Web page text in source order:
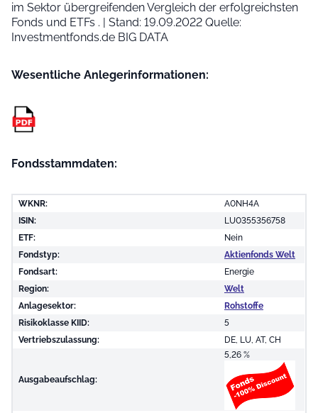
im Sektor übergreifenden Vergleich der erfolgreichsten
Fonds und ETFs . | Stand: 19.09.2022 Quelle:
Investmentfonds.de BIG DATA
Wesentliche Anleger­informationen:
Fondsstammdaten:
WKNR:
A0NH4A
ISIN:
LU0355356758
ETF:
Nein
Fondstyp:
Aktienfonds Welt
Fondsart:
Energie
Region:
Welt
Anlagesektor:
Rohstoffe
Risikoklasse KIID:
5
Vertriebszulassung:
DE, LU, AT, CH
Ausgabeaufschlag:
5,26 %